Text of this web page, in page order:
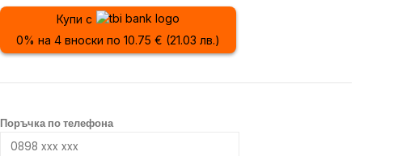
Купи с
0% на 4 вноски по 10.75 € (21.03 лв.)
Поръчка по телефона